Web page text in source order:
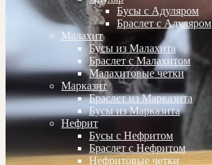
Бусы с Адуляром
Браслет с Адуляром
Малахит
Бусы из Малахита
Браслет с Малахитом
Малахитовые четки
Марказит
Браслет из Марказита
Бусы из Марказита
Нефрит
Бусы с Нефритом
Браслет с Нефритом
Нефритовые четки